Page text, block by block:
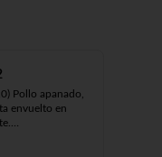
Pollo apanado,
envuelto en